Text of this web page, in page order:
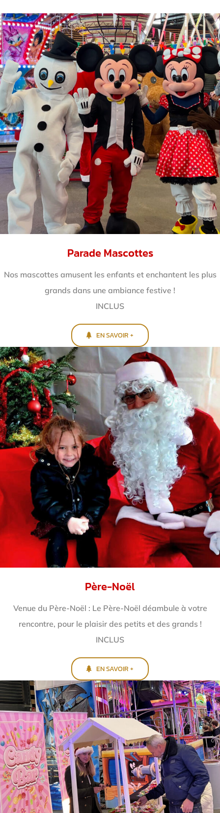
Parade Mascottes
Nos mascottes amusent les enfants et enchantent les plus
grands dans une ambiance festive !
INCLUS
EN SAVOIR +
Père-Noël
Venue du Père-Noël : Le Père-Noël déambule à votre
rencontre, pour le plaisir des petits et des grands !
INCLUS
EN SAVOIR +